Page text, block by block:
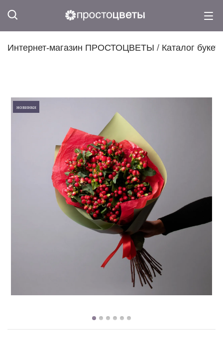
Интернет-магазин ПРОСТОЦВЕТЫ / Каталог
новинки
новинки
новинки
новинки
новинки